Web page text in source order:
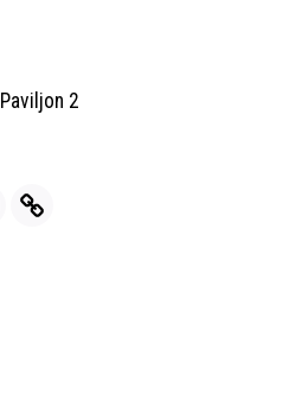
Paviljon 2